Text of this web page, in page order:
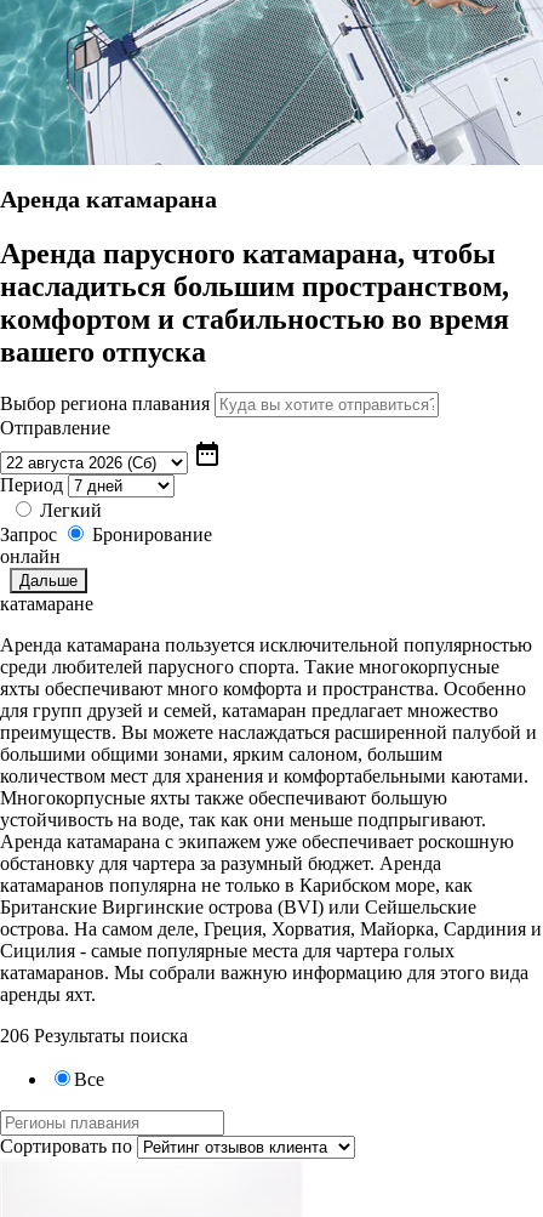
Aренда катамарана
Аренда парусного катамарана, чтобы
насладиться большим пространством,
комфортом и стабильностью во время
вашего отпуска
Выбор региона плавания
Отправление
date_range
Период
Легкий
Запрос
Бронирование
онлайн
катамаране
Аренда катамарана пользуется исключительной популярностью
среди любителей парусного спорта. Такие многокорпусные
яхты обеспечивают много комфорта и пространства. Особенно
для групп друзей и семей, катамаран предлагает множество
преимуществ. Вы можете наслаждаться расширенной палубой и
большими общими зонами, ярким салоном, большим
количеством мест для хранения и комфортабельными каютами.
Многокорпусные яхты также обеспечивают большую
устойчивость на воде, так как они меньше подпрыгивают.
Аренда катамарана с экипажем уже обеспечивает роскошную
обстановку для чартера за разумный бюджет. Аренда
катамаранов популярна не только в Карибском море, как
Британские Виргинские острова (BVI) или Сейшельские
острова. На самом деле, Греция, Хорватия, Майорка, Сардиния и
Сицилия - самые популярные места для чартера голых
катамаранов. Мы собрали важную информацию для этого вида
аренды яхт.
206 Результаты поиска
Все
Сортировать по